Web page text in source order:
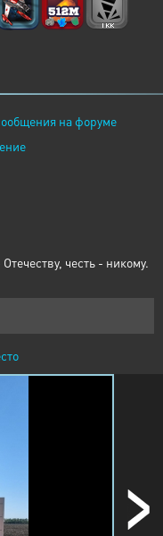
на форуме
честь - никому.